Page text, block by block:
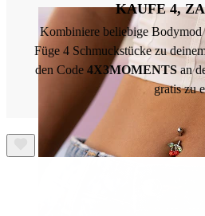
KAUFE 4,
Kombiniere beliebige Bodymod
Füge 4 Schmuckstücke zu
den Code 4X3MOMENTSan
gratis zu